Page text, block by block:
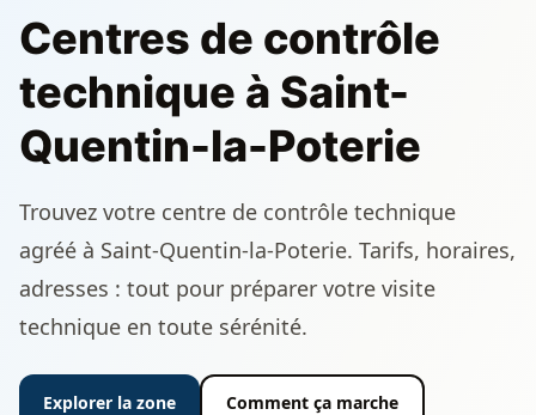
Centres de contrôle
technique à Saint-
Quentin-la-Poterie
Trouvez votre centre de contrôle technique
agréé à Saint-Quentin-la-Poterie. Tarifs, horaires,
adresses : tout pour préparer votre visite
technique en toute sérénité.
Explorer la zone Comment ça marche